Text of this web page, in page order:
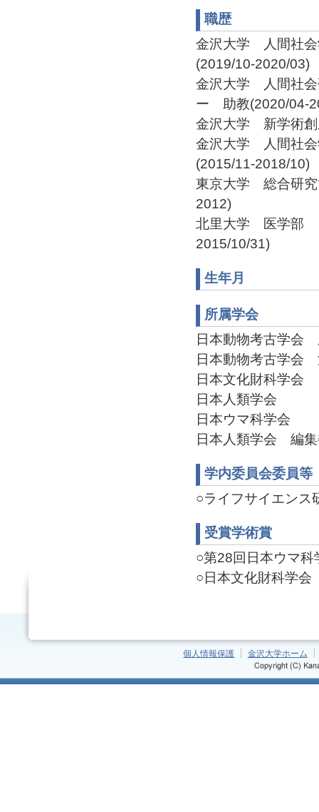
職歴
金沢大学 人間社会
(2019/10-2020/03)
金沢大学 人間社会
ー 助教(2020/04-
金沢大学 新学術
金沢大学 人間社会
(2015/11-2018/10)
東京大学 総合研究
2012)
北里大学 医学部
2015/10/31)
生年月
所属学会
日本動物考古学会
日本動物考古学会
日本文化財科学会
日本人類学会
日本ウマ科学会
日本人類学会 編
学内委員会委員等
○ライフサイエン
受賞学術賞
○第28回日本ウマ
○日本文化財科学
個人情報保護 金沢大学ホーム